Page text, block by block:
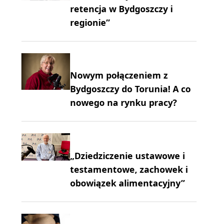
retencja w Bydgoszczy i
regionie”
Nowym połączeniem z
Bydgoszczy do Torunia! A co
nowego na rynku pracy?
„Dziedziczenie ustawowe i
testamentowe, zachowek i
obowiązek alimentacyjny”